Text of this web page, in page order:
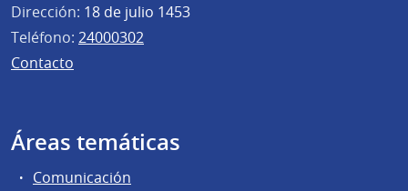
Dirección: 18 de julio 1453
Teléfono: 24000302
Contacto
Áreas temáticas
Comunicación